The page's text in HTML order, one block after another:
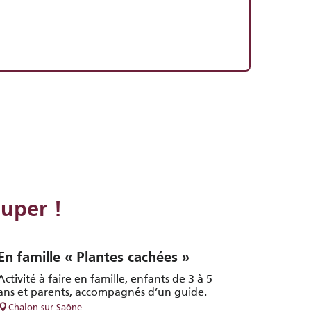
!
famille « Plantes cachées »
à faire en famille, enfants de 3 à 5
et parents, accompagnés d’un guide.
Chalon-sur-Saône